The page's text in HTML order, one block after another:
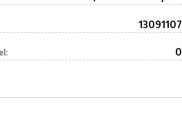
13091107
0